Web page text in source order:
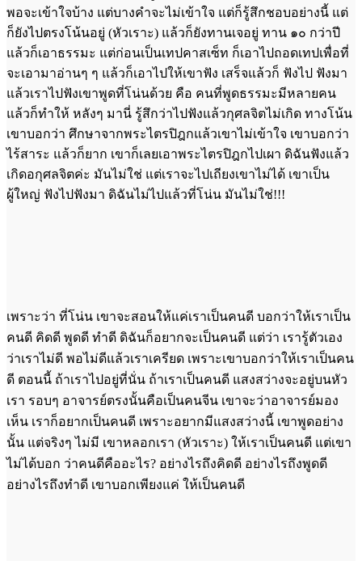
พอจะเข้าใจบ้าง แต่บางคำจะไม่เข้าใจ แต่ก็รู้สึกชอบอย่างนี้ แต่
ก็ยังไปตรงโน้นอยู่ (หัวเราะ) แล้วก็ยังทานเจอยู่ ทาน ๑๐ กว่าปี
แล้วก็เอาธรรมะ แต่ก่อนเป็นเทปคาสเซ็ท ก็เอาไปถอดเทปเพื่อที่
จะเอามาอ่านๆ ๆ แล้วก็เอาไปให้เขาฟัง เสร็จแล้วก็ ฟังไป ฟังมา
แล้วเราไปฟังเขาพูดที่โน่นด้วย คือ คนที่พูดธรรมะมีหลายคน
แล้วก็ทำให้ หลังๆ มานี่ รู้สึกว่าไปฟังแล้วกุศลจิตไม่เกิด ทางโน้น
เขาบอกว่า ศึกษาจากพระไตรปิฎกแล้วเขาไม่เข้าใจ เขาบอกว่า
ไร้สาระ แล้วก็ยาก เขาก็เลยเอาพระไตรปิฎกไปเผา ดิฉันฟังแล้ว
เกิดอกุศลจิตค่ะ มันไม่ใช่ แต่เราจะไปเถียงเขาไม่ได้ เขาเป็น
ผู้ใหญ่ ฟังไปฟังมา ดิฉันไม่ไปแล้วที่โน่น มันไม่ใช่!!!
เพราะว่า ที่โน่น เขาจะสอนให้แค่เราเป็นคนดี บอกว่าให้เราเป็น
คนดี คิดดี พูดดี ทำดี ดิฉันก็อยากจะเป็นคนดี แต่ว่า เรารู้ตัวเอง
ว่าเราไม่ดี พอไม่ดีแล้วเราเครียด เพราะเขาบอกว่าให้เราเป็นคน
ดี ตอนนี้ ถ้าเราไปอยู่ที่นั่น ถ้าเราเป็นคนดี แสงสว่างจะอยู่บนหัว
เรา รอบๆ อาจารย์ตรงนั้นคือเป็นคนจีน เขาจะว่าอาจารย์มอง
เห็น เราก็อยากเป็นคนดี เพราะอยากมีแสงสว่างนี้ เขาพูดอย่าง
นั้น แต่จริงๆ ไม่มี เขาหลอกเรา (หัวเราะ) ให้เราเป็นคนดี แต่เขา
ไม่ได้บอก ว่าคนดีคืออะไร? อย่างไรถึงคิดดี อย่างไรถึงพูดดี
อย่างไรถึงทำดี เขาบอกเพียงแค่ ให้เป็นคนดี